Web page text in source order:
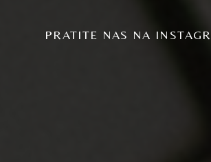
PRATITE NAS NA